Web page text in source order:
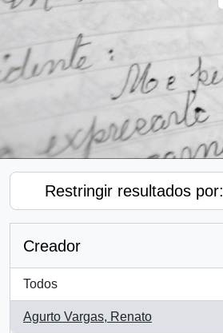
Restringir resultados por:
Creador
Todos
Agurto Vargas, Renato
, 1 resultados